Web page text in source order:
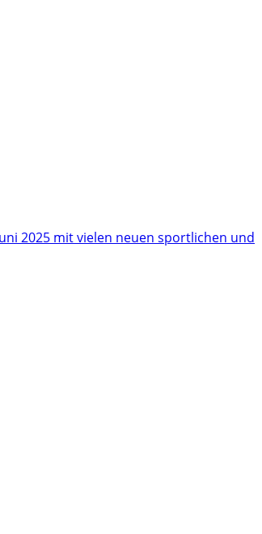
2025 mit vielen neuen sportlichen und